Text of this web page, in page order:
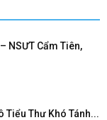
NSƯT Cẩm Tiên,
Tiểu Thư Khó Tánh...